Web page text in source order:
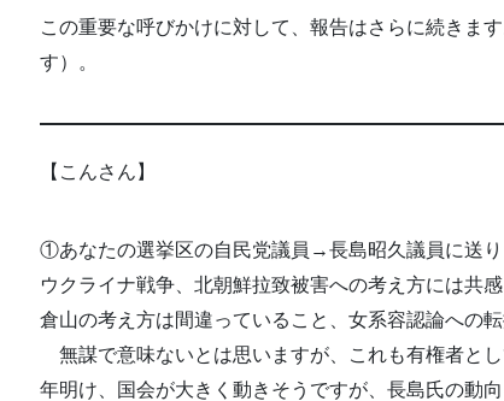
この重要な呼びかけに対して、報告はさらに続きま
す）。
【こんさん】
①あなたの選挙区の自民党議員→長島昭久議員に送り
ウクライナ戦争、北朝鮮拉致被害への考え方には共
倉山の考え方は間違っていること、女系容認論への
無謀で意味ないとは思いますが、これも有権者とし
年明け、国会が大きく動きそうですが、長島氏の動